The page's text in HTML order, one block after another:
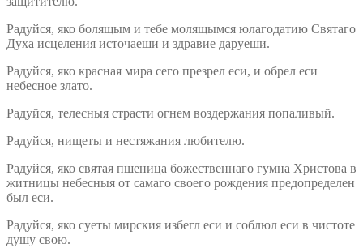
Радуйся, яко болящым и тебе молящымся юлагодатию Святаго
Духа исцеления источаеши и здравие даруеши.
Радуйся, яко красная мира сего презрел еси, и обрел еси
небесное злато.
Радуйся, телесныя страсти огнем воздержания попаливый.
Радуйся, нищеты и нестяжания любителю.
Радуйся, яко святая пшеница божественнаго гумна Христова в
житницы небесныя от самаго своего рождения предопределен
был еси.
Радуйся, яко суеты мирския избегл еси и соблюл еси в чистоте
душу свою.